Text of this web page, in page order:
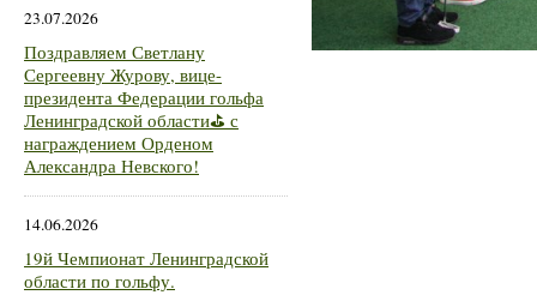
23.07.2026
Поздравляем Светлану
Сергеевну Журову, вице-
президента Федерации гольфа
Ленинградской области⛳ с
награждением Орденом
Александра Невского!
14.06.2026
19й Чемпионат Ленинградской
области по гольфу.